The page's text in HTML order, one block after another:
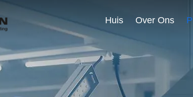
Huis Over Ons